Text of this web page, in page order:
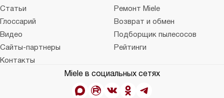
Статьи
Ремонт Miele
Глоссарий
Возврат и обмен
Видео
Подборщик пылесосов
Сайты-партнеры
Рейтинги
Контакты
Miele в социальных сетях